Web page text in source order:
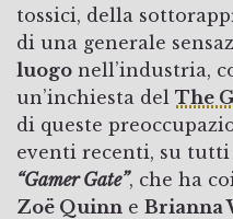
tossici, della
di una generale
luogo nell’industria,
un’inchiesta del The
di queste
eventi recenti, su
“Gamer Gate”, che ha
Zoë Quinn e Brianna